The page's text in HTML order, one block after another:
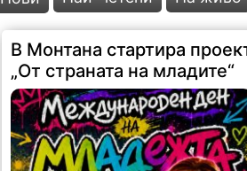
В Монтана стартира
„От страната на младите“